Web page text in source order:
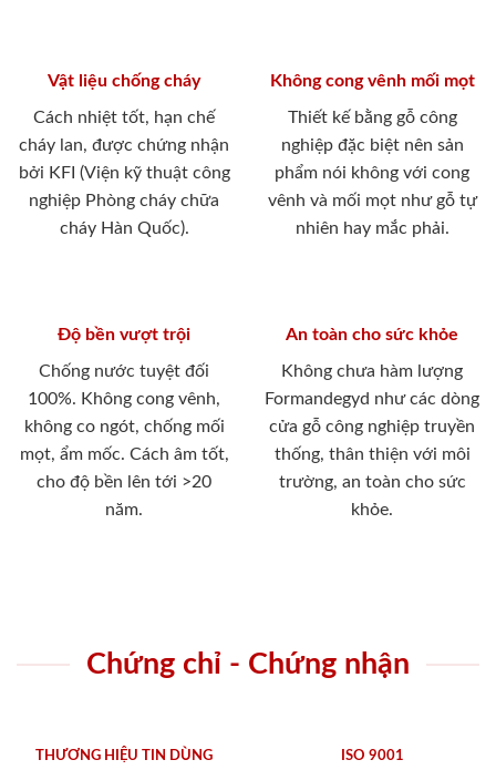
Vật liệu chống cháy
Cách nhiệt tốt, hạn chế
cháy lan, được chứng nhận
bởi KFI (Viện kỹ thuật công
nghiệp Phòng cháy chữa
cháy Hàn Quốc).
Không cong vênh mối mọt
Thiết kế bằng gỗ công
nghiệp đặc biệt nên sản
phẩm nói không với cong
vênh và mối mọt như gỗ tự
nhiên hay mắc phải.
Độ bền vượt trội
Chống nước tuyệt đối
100%. Không cong vênh,
không co ngót, chống mối
mọt, ẩm mốc. Cách âm tốt,
cho độ bền lên tới >20
năm.
An toàn cho sức khỏe
Không chưa hàm lượng
Formandegyd như các dòng
cửa gỗ công nghiệp truyền
thống, thân thiện với môi
trường, an toàn cho sức
khỏe.
Chứng chỉ - Chứng nhận
THƯƠNG HIỆU TIN DÙNG
ISO 9001